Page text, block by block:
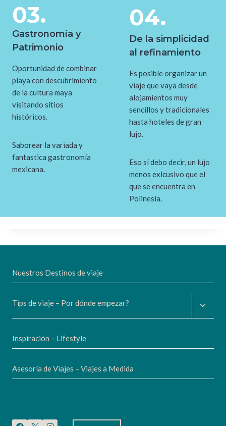
03.
Gastronomía y
Patrimonio
Oportunidad de combinar
playa con descubrimiento
de la cultura maya
visitando sitios
históricos.
Saborear la variada y
fantastica gastronomía
mexicana.
04.
De la simplicidad
al refinamiento
Es posible organizar un
viaje que vaya desde
alojamientos muy
sencillos y tradicionales
hasta hoteles de gran
lujo.
Eso sí debo decir, un lujo
menos exlcusivo que el
que se encuentra en
Polinesia.
Nuestros Destinos de viaje
Tips de viaje – Por dónde empezar?
Inspiración – Lifestyle
Asesoría de Viajes – Viajes a Medida